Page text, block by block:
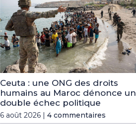
Ceuta : une ONG des droits
humains au Maroc dénonce un
double échec politique
6 août 2026 | 4 commentaires